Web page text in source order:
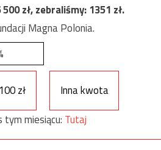
500zł, zebraliśmy:1351 zł.
Magna Polonia.
100 zł
Inna kwota
tym miesiącu: Tutaj